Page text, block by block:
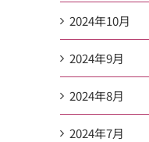
2024年10月
2024年9月
2024年8月
2024年7月